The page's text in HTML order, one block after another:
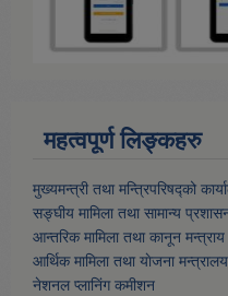
महत्वपूर्ण लिङ्कहरु
मुख्यमन्त्री तथा मन्त्रिपरिषद्को
सङ्घीय मामिला तथा सामान्य
आन्तरिक मामिला तथा कानून मन्त्राय
आर्थिक मामिला तथा याेजना मन्त्रालय
नेशनल प्लानिंग कमीशन